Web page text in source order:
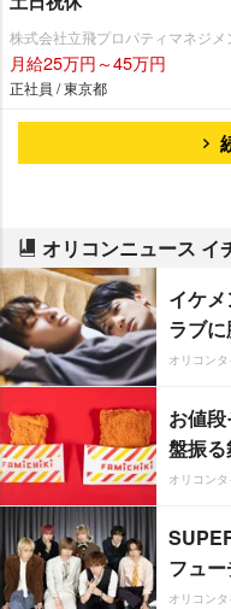
株式会社立飛プロパティマネジメ
月給25万円～45万円
正社員 / 東京都
オリコンニュース イ
イケ
ラブ
オリコン
お値
盤振
オリコン
フュ
オリコン